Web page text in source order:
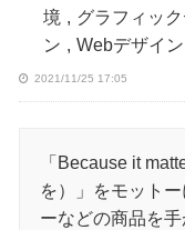
境 , グラフィッ
ン , Webデザイン
2021/11/25 17:05
「Because it
を）」をモット
ーなどの商品を